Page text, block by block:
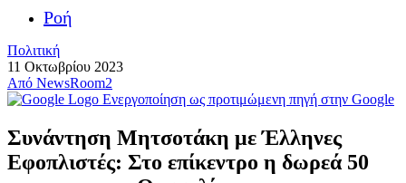
Ροή
Πολιτική
11 Οκτωβρίου 2023
Από NewsRoom2
Ενεργοποίηση ως προτιμώμενη πηγή στην Google
Συνάντηση Μητσοτάκη με Έλληνες
Εφοπλιστές: Στο επίκεντρο η δωρεά 50